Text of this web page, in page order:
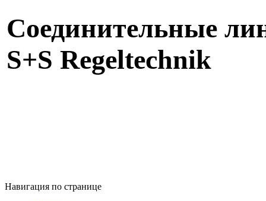
Соединительные
S+S Regeltechnik
Навигация по странице